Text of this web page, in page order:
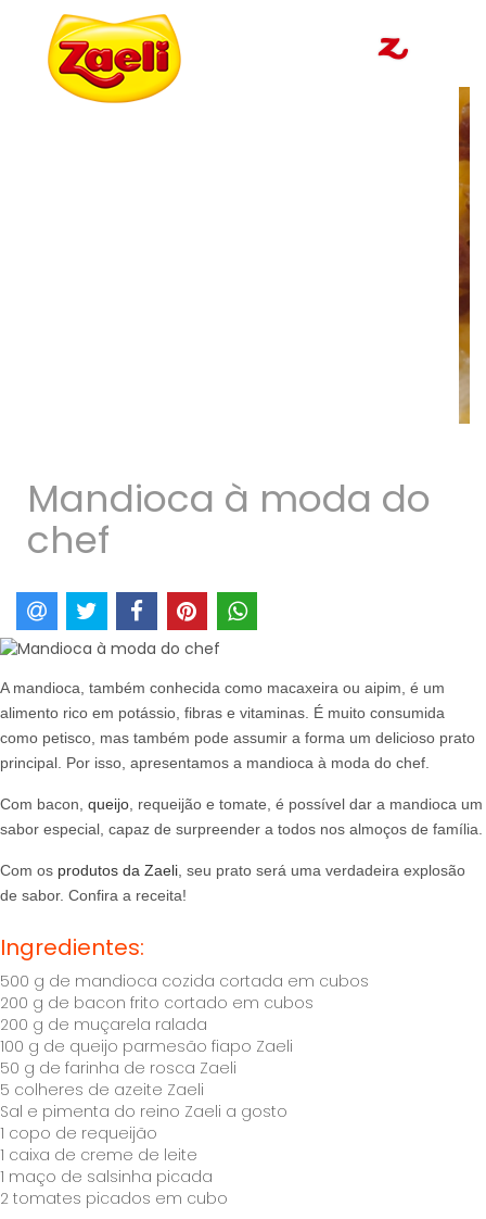
Mandioca à moda do
chef
A mandioca, também conhecida como macaxeira ou aipim, é um
alimento rico em potássio, fibras e vitaminas. É muito consumida
como petisco, mas também pode assumir a forma um delicioso prato
principal. Por isso, apresentamos a mandioca à moda do chef.
Com bacon, queijo , requeijão e tomate, é possível dar a mandioca um
sabor especial, capaz de surpreender a todos nos almoços de família.
Com os produtos da Zaeli , seu prato será uma verdadeira explosão
de sabor. Confira a receita!
Ingredientes:
500 g de mandioca cozida cortada em cubos
200 g de bacon frito cortado em cubos
200 g de muçarela ralada
100 g de queijo parmesão fiapo Zaeli
50 g de farinha de rosca Zaeli
5 colheres de azeite Zaeli
Sal e pimenta do reino Zaeli a gosto
1 copo de requeijão
1 caixa de creme de leite
1 maço de salsinha picada
2 tomates picados em cubo